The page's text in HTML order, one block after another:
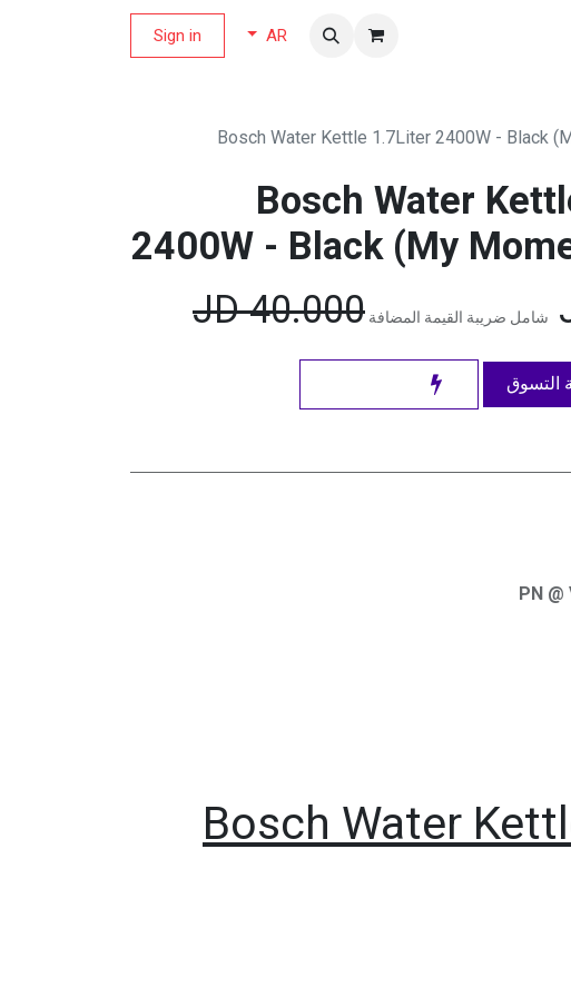
AR
Sign in
Bosch Water Kettle 1.7Liter 2400W - Black
Bosch Water
2400W - Black (My
شامل ضريبة القيمة المضافة 40.000
JD
التسوق
PN
Bosch Water